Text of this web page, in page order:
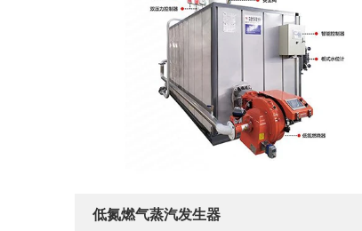
低氮燃气蒸汽发生器